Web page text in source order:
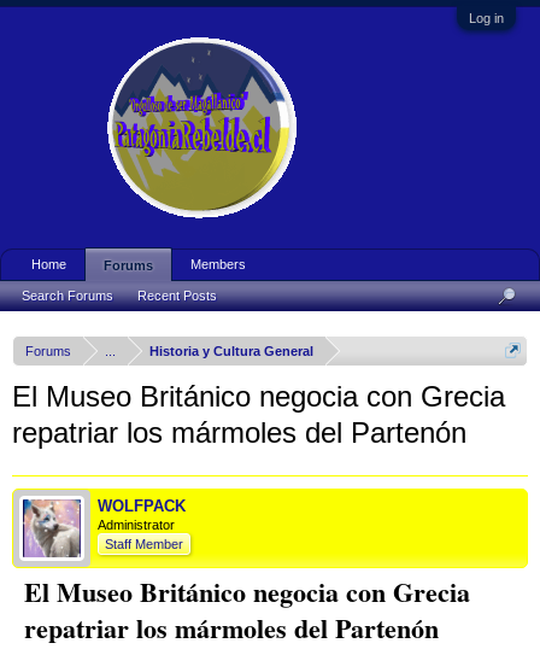
Log in
Forums Historia y Cultura General
El Museo Británico negocia con Grecia
repatriar los mármoles del Partenón
WOLFPACK
Administrator
Staff Member
El Museo Británico negocia con Grecia
repatriar los mármoles del Partenón
Home Forums
Search Forums Recent Posts
Members